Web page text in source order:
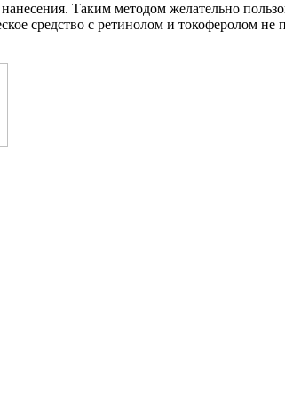
Таким методом желательно
средство с ретинолом и токоферолом не